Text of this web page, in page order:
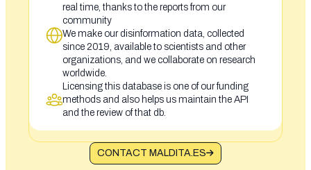
real time, thanks to the reports from our
community
We make our disinformation data, collected
since 2019, available to scientists and other
organizations, and we collaborate on research
worldwide.
Licensing this database is one of our funding
methods and also helps us maintain the API
and the review of that db.
CONTACT MALDITA.ES